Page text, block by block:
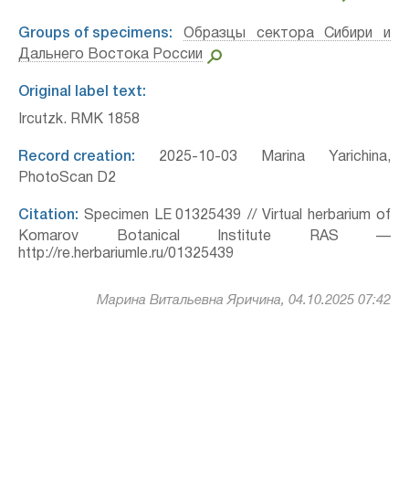
Groups of specimens:
Образцы сектора Сибири и
Дальнего Востока России
Original label text:
Ircutzk. RMK 1858
Record creation: 2025-10-03 Marina Yarichina,
PhotoScan D2
Citation: Specimen LE 01325439 // Virtual herbarium of
Komarov Botanical Institute RAS —
http://re.herbariumle.ru/01325439
Марина Витальевна Яричина, 04.10.2025 07:42